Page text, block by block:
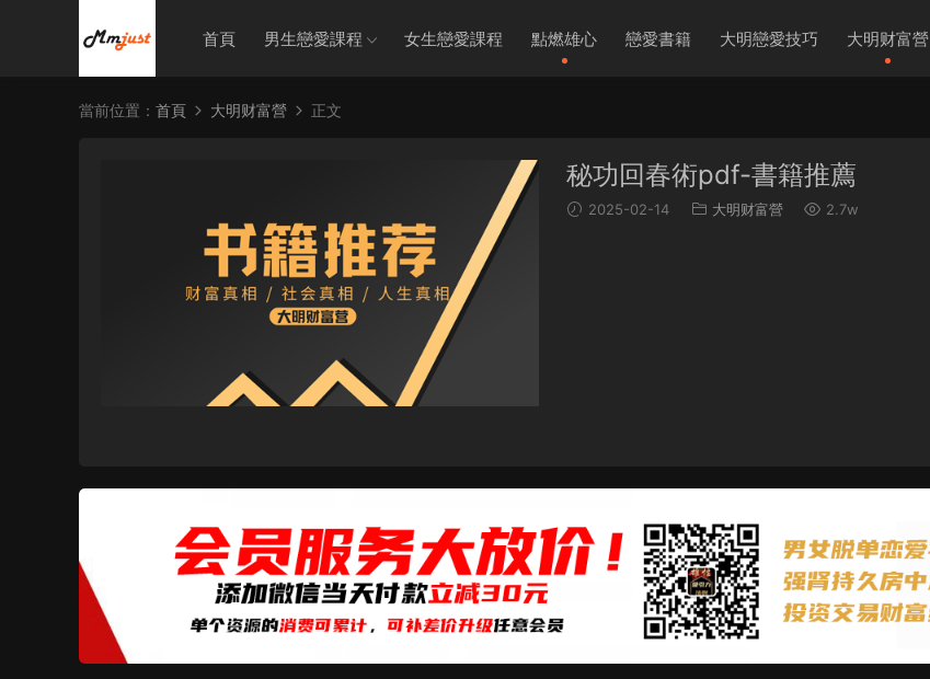
首頁 男生戀愛課程 女生戀愛課程 點燃雄心 戀愛書籍 大明戀愛技巧 大明财富營
當前位置： 首頁 大明财富營 正文
秘功回春術pdf-書籍推薦
2025-02-14 大明财富營 2.7w